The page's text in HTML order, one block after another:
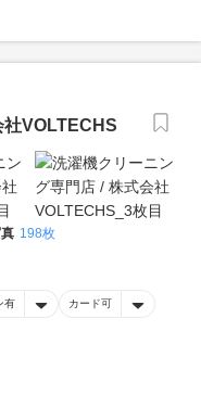
VOLTECHS
198枚
有 カード可